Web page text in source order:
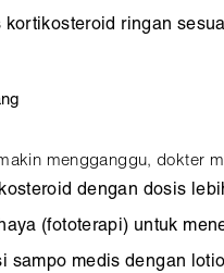
kortikosteroid ringan
mengganggu, dokter
dengan dosis
(fototerapi) untuk
sampo medis dengan